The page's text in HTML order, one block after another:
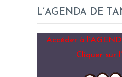
L’AGENDA DE
Accéder à
Cliquer sur